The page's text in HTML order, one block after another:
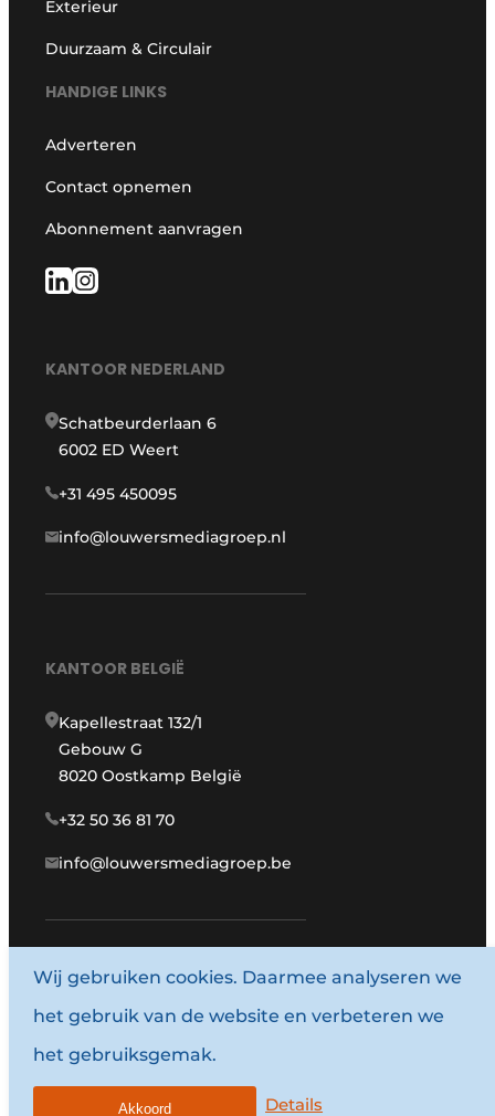
Exterieur
Duurzaam & Circulair
HANDIGE LINKS
Adverteren
Contact opnemen
Abonnement aanvragen
KANTOOR NEDERLAND
Schatbeurderlaan 6
6002 ED Weert
+31 495 450095
info@louwersmediagroep.nl
KANTOOR BELGIË
Kapellestraat 132/1
Gebouw G
8020 Oostkamp België
+32 50 36 81 70
info@louwersmediagroep.be
www.louwersmediagroep.com
© 1987 - 2026 Louwersmediagroep.
Algemene voorwaarden
Wij gebruiken cookies. Daarmee analyseren we
het gebruik van de website en verbeteren we
het gebruiksgemak.
Details
Akkoord